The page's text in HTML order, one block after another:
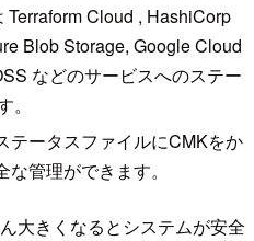
Terraform Cloud , HashiCorp
Blob Storage, Google Cloud
などのサービスへのステー
テータスファイルにCMKをか
管理ができます。
大きくなるとシステムが安全